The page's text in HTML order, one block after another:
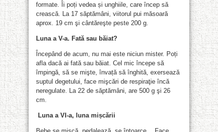
formate. Îi poți vedea și unghiile, care încep să
crească. La 17 săptămâni, viitorul pui măsoară
aprox. 19 cm şi cântăreşte peste 200 g.
Luna a V-a. Fată sau băiat?
Începând de acum, nu mai este niciun mister. Poți
afla dacă ai fată sau băiat. Cel mic începe să
împingă, să se mişte, învață să înghită, exersează
suptul degetului, face mişcări de respiraţie încă
neregulate. La 22 de săptămâni, are 500 g şi 26
cm.
Luna a VI-a, luna mișcării